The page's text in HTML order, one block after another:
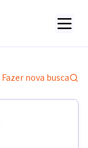
Fazer nova busca